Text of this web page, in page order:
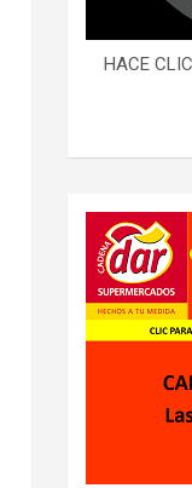
HACE